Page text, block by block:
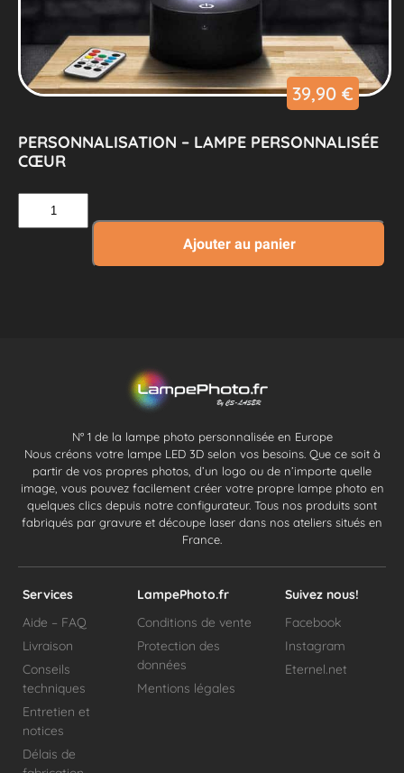
39,90 €
PERSONNALISATION – LAMPE PERSONNALISÉE
CŒUR
Ajouter au panier
N° 1 de la lampe photo personnalisée en Europe
Nous créons votre lampe LED 3D selon vos besoins. Que ce soit à
partir de vos propres photos, d’un logo ou de n’importe quelle
image, vous pouvez facilement créer votre propre lampe photo en
quelques clics depuis notre configurateur. Tous nos produits sont
fabriqués par gravure et découpe laser dans nos ateliers situés en
France.
Services
Aide – FAQ
Livraison
Conseils
techniques
Entretien et
notices
Délais de
LampePhoto.fr
Conditions de vente
Protection des
données
Mentions légales
Suivez nous!
Facebook
Instagram
Eternel.net